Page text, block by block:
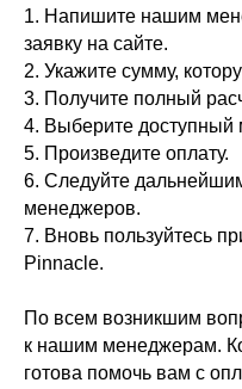
1. Напишите нашим
заявку на сайте.
2. Укажите сумму,
3. Получите полный
4. Выберите доступный
5. Произведите оплату.
6. Следуйте
менеджеров.
7. Вновь пользуйтесь
Pinnacle.
По всем возникшим
к нашим менеджерам.
готова помочь вам с